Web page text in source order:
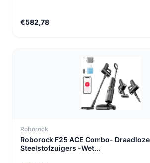
€582,78
Roborock
Roborock F25 ACE Combo- Draadloze
Steelstofzuigers -Wet...